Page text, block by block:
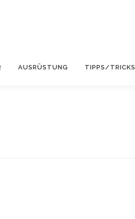
AUSRÜSTUNG TIPPS/TRICKS